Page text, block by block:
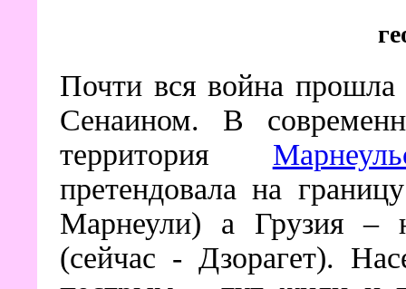
Почти вся война
Сенаином. В
территория
претендовала на
Марнеули) а Грузия –
(сейчас - Дзорагет).